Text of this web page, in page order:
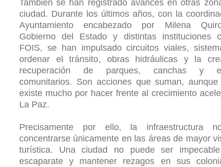
También se han registrado avances en otras
ciudad. Durante los últimos años, con la
Ayuntamiento encabezado por Milena
Gobierno del Estado y distintas instituciones
FOIS, se han impulsado circuitos viales,
ordenar el tránsito, obras hidráulicas y la
recuperación de parques, canchas y
comunitarios. Son acciones que suman,
existe mucho por hacer frente al crecimiento
La Paz.
Precisamente por ello, la infraestructura
concentrarse únicamente en las áreas de mayor
turística. Una ciudad no puede ser
escaparate y mantener rezagos en sus